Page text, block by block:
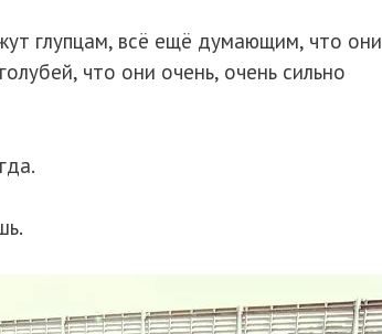
глупцам, всё ещё думающим, что они
что они очень, очень сильно